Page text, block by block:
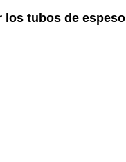
tubos de